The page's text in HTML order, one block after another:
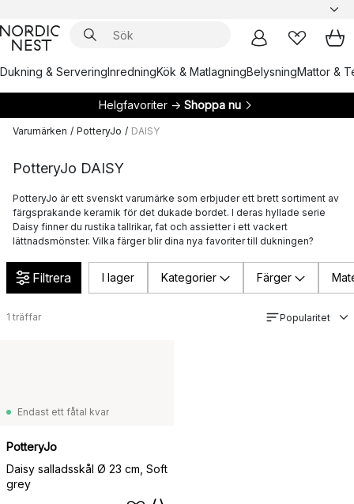
Dukning & ServeringInredningKök & MatlagningBelysningMattor &
Helgfavoriter → Shoppa nu
Varumärken / PotteryJo / DAISY
PotteryJo DAISY
PotteryJo är ett svenskt varumärke som erbjuder ett brett sortiment av
färgsprakande keramik för det dukade bordet. I deras hyllade serie
Daisy finner du rustika tallrikar, fat och assietter i ett vackert
lättnadsmönster. Vilka färger blir dina nya favoriter till dukningen?
Filtrera I lager Kategorier Färger
1 träffar Popularitet
Endast ett fåtal kvar
PotteryJo
Daisy salladsskål Ø 23 cm, Soft
grey